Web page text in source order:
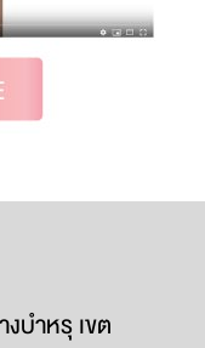
บำหรุ เขต